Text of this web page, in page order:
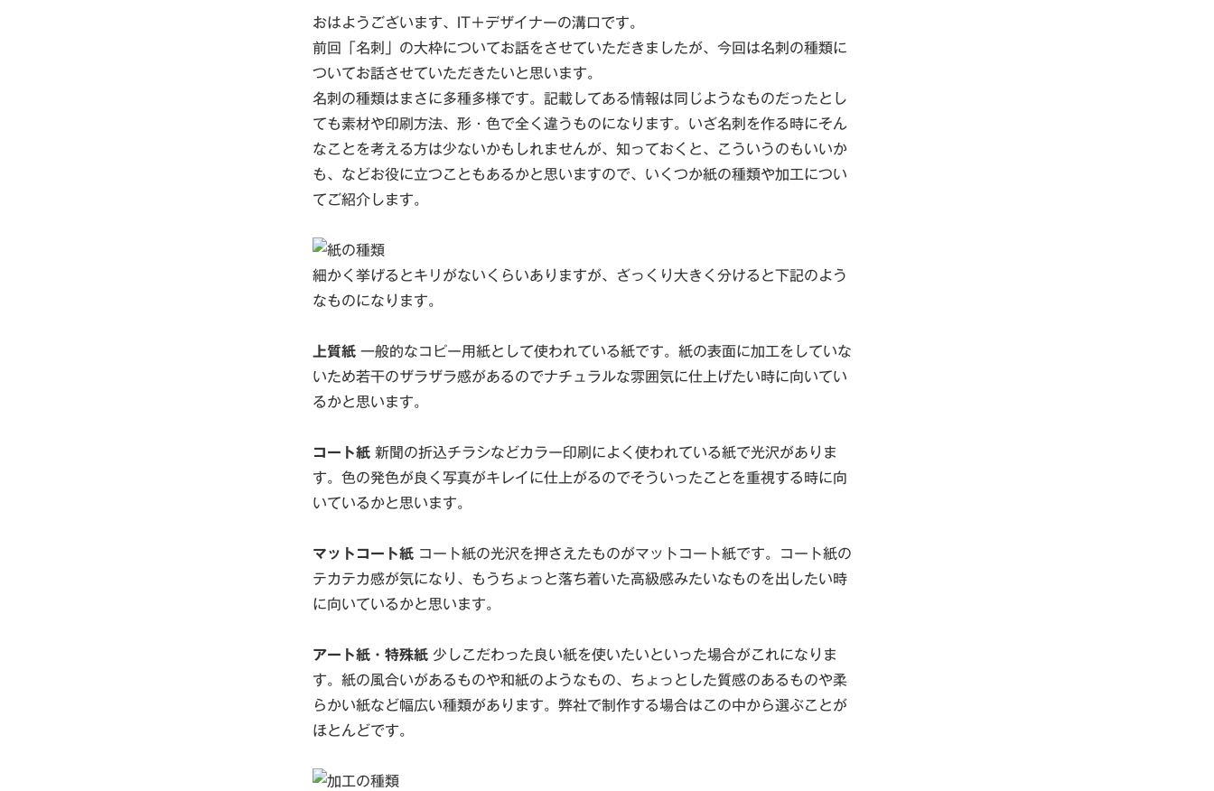
おはようございます、IT＋デザイナーの溝口です。
前回「名刺」の大枠についてお話をさせていただきましたが、今回は名刺の種類に
ついてお話させていただきたいと思います。
名刺の種類はまさに多種多様です。記載してある情報は同じようなものだったとし
ても素材や印刷方法、形・色で全く違うものになります。いざ名刺を作る時にそん
なことを考える方は少ないかもしれませんが、知っておくと、こういうのもいいか
も、などお役に立つこともあるかと思いますので、いくつか紙の種類や加工につい
てご紹介します。
細かく挙げるとキリがないくらいありますが、ざっくり大きく分けると下記のよう
なものになります。
上質紙一般的なコピー用紙として使われている紙です。紙の表面に加工をしていな
いため若干のザラザラ感があるのでナチュラルな雰囲気に仕上げたい時に向いてい
るかと思います。
コート紙新聞の折込チラシなどカラー印刷によく使われている紙で光沢がありま
す。色の発色が良く写真がキレイに仕上がるのでそういったことを重視する時に向
いているかと思います。
マットコート紙 コート紙の光沢を押さえたものがマットコート紙です。コート紙の
テカテカ感が気になり、もうちょっと落ち着いた高級感みたいなものを出したい時
に向いているかと思います。
アート紙・特殊紙少しこだわった良い紙を使いたいといった場合がこれになりま
す。紙の風合いがあるものや和紙のようなもの、ちょっとした質感のあるものや柔
らかい紙など幅広い種類があります。弊社で制作する場合はこの中から選ぶことが
ほとんどです。